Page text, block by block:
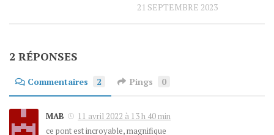
21 SEPTEMBRE 2023
2 RÉPONSES
Commentaires 2 Pings 0
MAB
11 avril 2022 à 13 h 40 min
ce pont est incroyable, magnifique